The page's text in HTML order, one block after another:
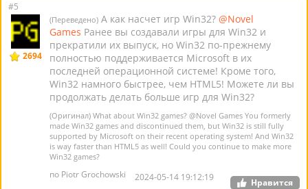
#5
2694
(Переведено) А как насчет игр Win32? @Novel
Games Ранее вы создавали игры для Win32 и
прекратили их выпуск, но Win32 по-прежнему
полностью поддерживается Microsoft в их
последней операционной системе! Кроме того,
Win32 намного быстрее, чем HTML5! Можете ли вы
продолжать делать больше игр для Win32?
(Оригинал) What about Win32 games? @Novel Games You formerly
made Win32 games and discontinued them, but Win32 is still fully
supported by Microsoft on their recent operating system! And Win32
is way faster than HTML5 as well! Could you continue to make more
Win32 games?
по Piotr Grochowski 2024-05-14 19:12:19 Нравится